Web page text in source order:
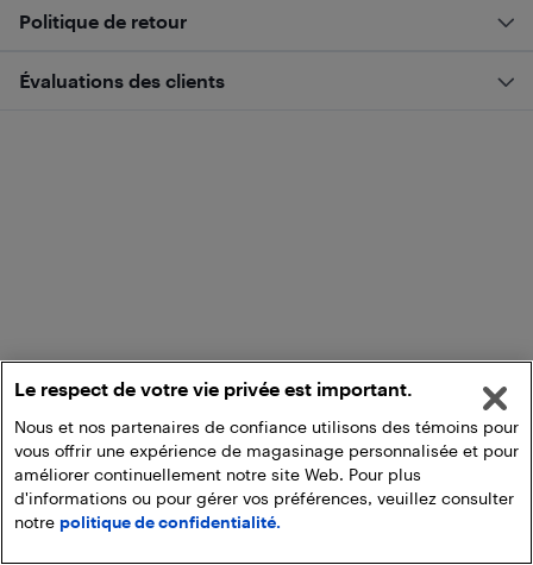
Politique de retour
Évaluations des clients
Le respect de votre vie privée est important.
Nous et nos partenaires de confiance utilisons des témoins pour
vous offrir une expérience de magasinage personnalisée et pour
améliorer continuellement notre site Web. Pour plus
d'informations ou pour gérer vos préférences, veuillez consulter
notre politique de confidentialité.